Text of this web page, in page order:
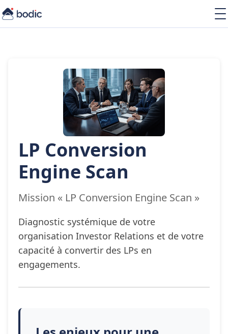
À propos
Ressources
FR
LP Conversion
Engine Scan
Mission « LP Conversion Engine Scan »
Diagnostic systémique de votre
organisation Investor Relations et de votre
capacité à convertir des LPs en
engagements.